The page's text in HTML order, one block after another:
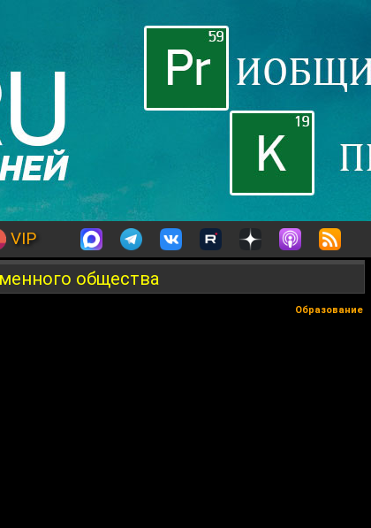
VIP
общества
Образование